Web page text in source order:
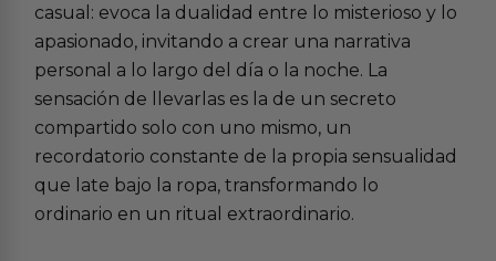
casual: evoca la dualidad entre lo misterioso y lo
apasionado, invitando a crear una narrativa
personal a lo largo del día o la noche. La
sensación de llevarlas es la de un secreto
compartido solo con uno mismo, un
recordatorio constante de la propia sensualidad
que late bajo la ropa, transformando lo
ordinario en un ritual extraordinario.